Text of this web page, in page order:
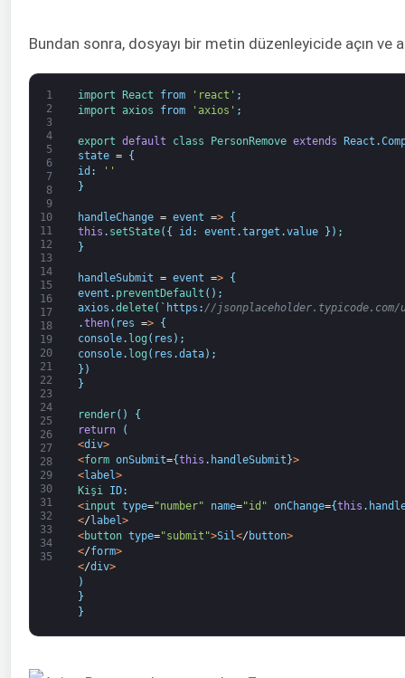
Bundan sonra, dosyayı bir metin düzenleyicide açın ve
1
2
3
4
5
6
7
8
9
10
11
12
13
14
15
16
17
18
19
20
21
22
23
24
25
26
27
28
29
30
31
32
33
34
35
import React from 'react' ;
import axios from 'axios' ;
export default class PersonRemove extends React .
state =
{
id :
''
}
handleChange = event =>
{
this . setState( { id : event .target .value } ) ;
}
handleSubmit = event =>
{
event . preventDefault ( ) ;
axios .delete( ` https : //
.then( res =>
{
console. log ( res ) ;
console. log ( res .data) ;
} )
}
render( )
{
return
(
<div>
<form onSubmit={this . handleSubmit }>
<label>
Kişi ID:
<input type="number" name="id" onChange={this .
</ label>
<button type="submit">Sil</ button>
</form>
</div>
)
}
}